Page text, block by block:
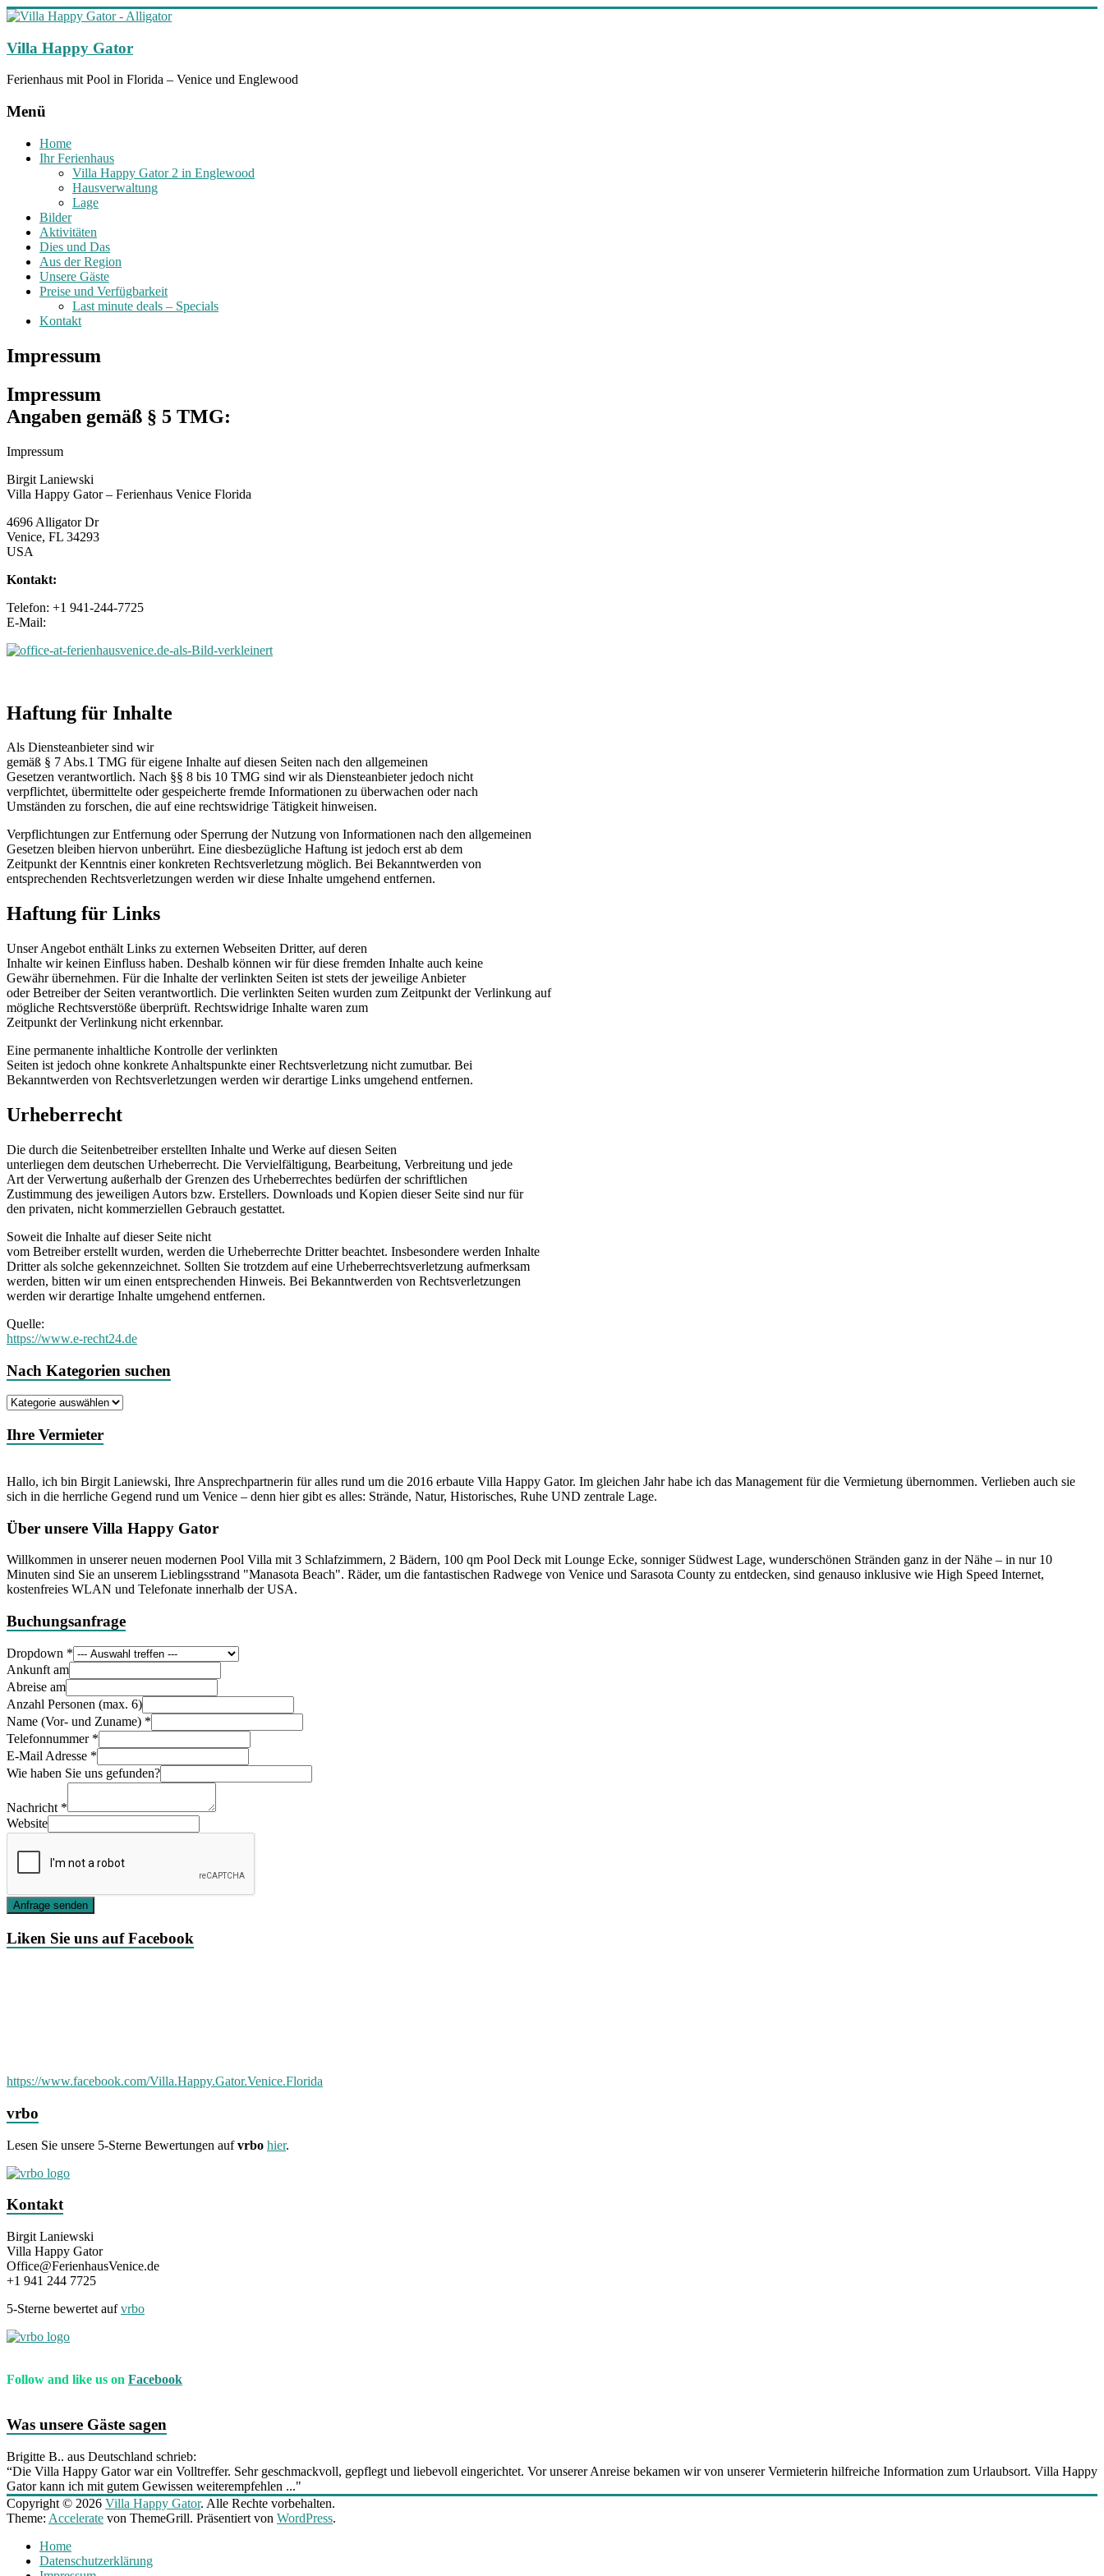
Zum
springen
Villa Happy Gator
Ferienhaus mit Pool in Florida – Venice und Englewood
Menü
Home
Ihr Ferienhaus
Villa Happy Gator 2 in Englewood
Hausverwaltung
Lage
Bilder
Aktivitäten
Dies und Das
Aus der Region
Unsere Gäste
Preise und Verfügbarkeit
Last minute deals – Specials
Kontakt
Impressum
Impressum
Angaben gemäß § 5 TMG:
Impressum
Birgit Laniewski
Villa Happy Gator – Ferienhaus Venice Florida
4696 Alligator Dr
Venice, FL 34293
USA
Kontakt:
Telefon: +1 941-244-7725
E-Mail:
Haftung für Inhalte
Als Diensteanbieter sind wir
gemäß § 7 Abs.1 TMG für eigene Inhalte auf diesen Seiten nach den allgemeinen
Gesetzen verantwortlich. Nach §§ 8 bis 10 TMG sind wir als Diensteanbieter jedoch nicht
verpflichtet, übermittelte oder gespeicherte fremde Informationen zu überwachen oder nach
Umständen zu forschen, die auf eine rechtswidrige Tätigkeit hinweisen.
Verpflichtungen zur Entfernung oder Sperrung der Nutzung von Informationen nach den allgemeinen
Gesetzen bleiben hiervon unberührt. Eine diesbezügliche Haftung ist jedoch erst ab dem
Zeitpunkt der Kenntnis einer konkreten Rechtsverletzung möglich. Bei Bekanntwerden von
entsprechenden Rechtsverletzungen werden wir diese Inhalte umgehend entfernen.
Haftung für Links
Unser Angebot enthält Links zu externen Webseiten Dritter, auf deren
Inhalte wir keinen Einfluss haben. Deshalb können wir für diese fremden Inhalte auch keine
Gewähr übernehmen. Für die Inhalte der verlinkten Seiten ist stets der jeweilige Anbieter
oder Betreiber der Seiten verantwortlich. Die verlinkten Seiten wurden zum Zeitpunkt der Verlinkung auf
mögliche Rechtsverstöße überprüft. Rechtswidrige Inhalte waren zum
Zeitpunkt der Verlinkung nicht erkennbar.
Eine permanente inhaltliche Kontrolle der verlinkten
Seiten ist jedoch ohne konkrete Anhaltspunkte einer Rechtsverletzung nicht zumutbar. Bei
Bekanntwerden von Rechtsverletzungen werden wir derartige Links umgehend entfernen.
Urheberrecht
Die durch die Seitenbetreiber erstellten Inhalte und Werke auf diesen Seiten
unterliegen dem deutschen Urheberrecht. Die Vervielfältigung, Bearbeitung, Verbreitung und jede
Art der Verwertung außerhalb der Grenzen des Urheberrechtes bedürfen der schriftlichen
Zustimmung des jeweiligen Autors bzw. Erstellers. Downloads und Kopien dieser Seite sind nur für
den privaten, nicht kommerziellen Gebrauch gestattet.
Soweit die Inhalte auf dieser Seite nicht
vom Betreiber erstellt wurden, werden die Urheberrechte Dritter beachtet. Insbesondere werden Inhalte
Dritter als solche gekennzeichnet. Sollten Sie trotzdem auf eine Urheberrechtsverletzung aufmerksam
werden, bitten wir um einen entsprechenden Hinweis. Bei Bekanntwerden von Rechtsverletzungen
werden wir derartige Inhalte umgehend entfernen.
Quelle:
https://www.e-recht24.de
Nach Kategorien suchen
Nach
suchen
Ihre Vermieter
Hallo, ich bin Birgit Laniewski, Ihre Ansprechpartnerin für alles rund um die 2016 erbaute Villa Happy Gator. Im gleichen Jahr habe ich das Management für die Vermietung übernommen. Verlieben auch sie
sich in die herrliche Gegend rund um Venice – denn hier gibt es alles: Strände, Natur, Historisches, Ruhe UND zentrale Lage.
Über unsere Villa Happy Gator
Willkommen in unserer neuen modernen Pool Villa mit 3 Schlafzimmern, 2 Bädern, 100 qm Pool Deck mit Lounge Ecke, sonniger Südwest Lage, wunderschönen Stränden ganz in der Nähe – in nur 10
Minuten sind Sie an unserem Lieblingsstrand "Manasota Beach". Räder, um die fantastischen Radwege von Venice und Sarasota County zu entdecken, sind genauso inklusive wie High Speed Internet,
kostenfreies WLAN und Telefonate innerhalb der USA.
Buchungsanfrage
Dropdown *
Ankunft am
Abreise am
Anzahl Personen (max. 6)
Name (Vor- und Zuname) *
Telefonnummer *
E-Mail Adresse *
Wie haben Sie uns gefunden?
Nachricht *
Website
Anfrage senden
Liken Sie uns auf Facebook
https://www.facebook.com/Villa.Happy.Gator.Venice.Florida
vrbo
Lesen Sie unsere 5-Sterne Bewertungen aufvrbo hier.
Kontakt
Birgit Laniewski
Villa Happy Gator
Office@FerienhausVenice.de
+1 941 244 7725
5-Sterne bewertet aufvrbo
Follow and like us on Facebook
Was unsere Gäste sagen
Brigitte B.. aus Deutschland schrieb:
“Die Villa Happy Gator war ein Volltreffer. Sehr geschmackvoll, gepflegt und liebevoll eingerichtet. Vor unserer Anreise bekamen wir von unserer Vermieterin hilfreiche Information zum Urlaubsort. Villa Happy
Gator kann ich mit gutem Gewissen weiterempfehlen ..."
Copyright © 2026 Villa Happy Gator. Alle Rechte vorbehalten.
Theme: Accelerate von ThemeGrill. Präsentiert von WordPress.
Home
Datenschutzerklärung